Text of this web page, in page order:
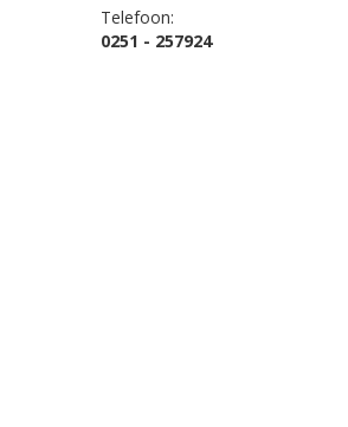
Telefoon:
0251 - 257924